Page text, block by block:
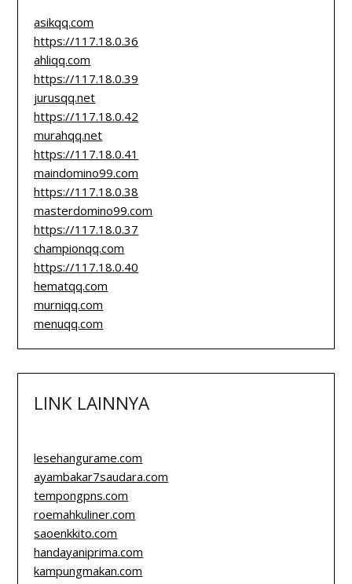
asikqq.com
https://117.18.0.36
ahliqq.com
https://117.18.0.39
jurusqq.net
https://117.18.0.42
murahqq.net
https://117.18.0.41
maindomino99.com
https://117.18.0.38
masterdomino99.com
https://117.18.0.37
championqq.com
https://117.18.0.40
hematqq.com
murniqq.com
menuqq.com
LINK LAINNYA
lesehangurame.com
ayambakar7saudara.com
tempongpns.com
roemahkuliner.com
saoenkkito.com
handayaniprima.com
kampungmakan.com